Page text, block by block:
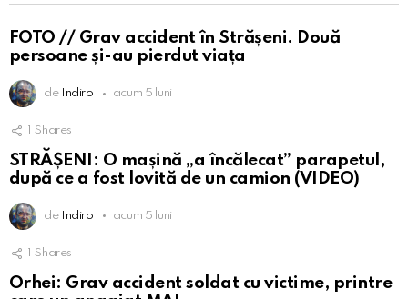
FOTO // Grav accident în Strășeni. Două
persoane și-au pierdut viața
de Indiro acum 5 luni
Shares
STRĂȘENI: O mașină „a încălecat” parapetul,
după ce a fost lovită de un camion (VIDEO)
de Indiro acum 5 luni
1 Shares
Orhei: Grav accident soldat cu victime, printre